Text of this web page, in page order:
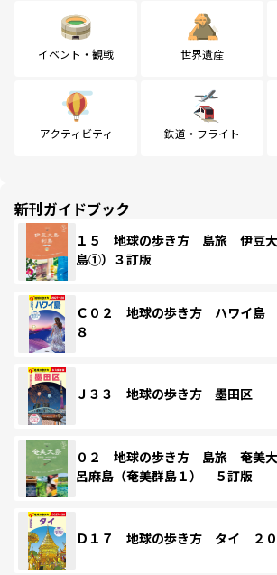
イベント・観戦 世界遺産
アクティビティ 鉄道・フライト
新刊ガイドブック
１５ 地球の歩き方 島旅 伊豆
島①）３訂版
Ｃ０２ 地球の歩き方 ハワイ島
８
Ｊ３３ 地球の歩き方 墨田区
０２ 地球の歩き方 島旅 奄美
呂麻島（奄美群島１） ５訂版
Ｄ１７ 地球の歩き方 タイ ２０